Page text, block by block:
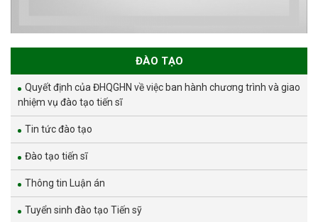
ĐÀO TẠO
Quyết định của ĐHQGHN về việc ban hành chương trình và giao
nhiệm vụ đào tạo tiến sĩ
Tin tức đào tạo
Đào tạo tiến sĩ
Thông tin Luận án
Tuyển sinh đào tạo Tiến sỹ